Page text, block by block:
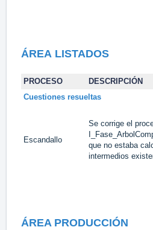
ÁREA LISTADOS
PROCESO
DESCRIPCIÓN
Cuestiones resueltas
Escandallo
Se corrige el
que no estaba
intermedios
ÁREA PRODUCCIÓN